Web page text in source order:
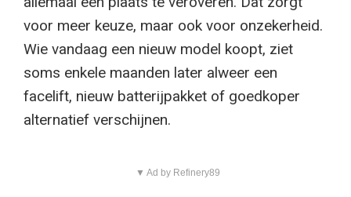
voor meer keuze, maar ook voor onzekerheid.
Wie vandaag een nieuw model koopt, ziet
soms enkele maanden later alweer een
facelift, nieuw batterijpakket of goedkoper
alternatief verschijnen.
▼ Ad by Refinery89